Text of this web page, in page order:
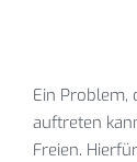
Ein Problem,
auftreten
Freien.